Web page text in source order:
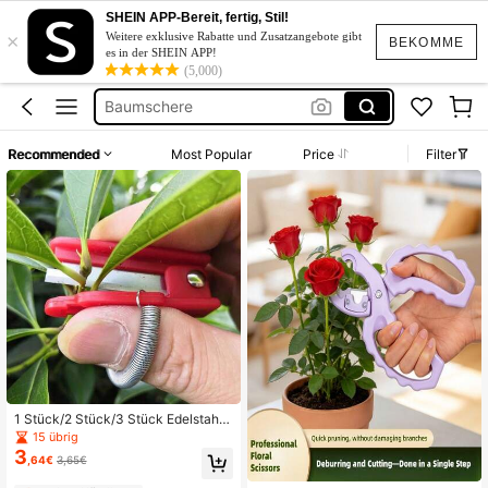
BEKOMME
×
SHEIN APP-Bereit, fertig, Stil!
Weitere exklusive Rabatte und Zusatzangebote gibt
es in der SHEIN APP!
(5,000)
Heckenschere
Garten Schere
Baumschere
садовые ножницы
Gartenschere
Heckenschere
Recommended Most Popular Price Filter
1 Stück/2 Stück/3 Stück Edelstahl
Gartenmesser für den Daumen, Rin
gmesser, Pflückwerkzeug, Gemüse
erntewerkzeug
15 übrig
3 ,64€ 3,65€